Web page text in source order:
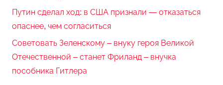
Путин сделал ход: в США признали — отказаться
опаснее, чем согласиться
Советовать Зеленскому – внуку героя Великой
Отечественной – станет Фриланд – внучка
пособника Гитлера